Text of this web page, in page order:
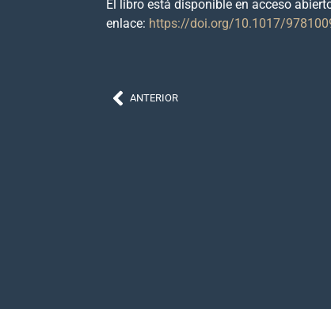
El libro está disponible en acceso
enlace: https://doi.org/10.1017/
ANTERIOR